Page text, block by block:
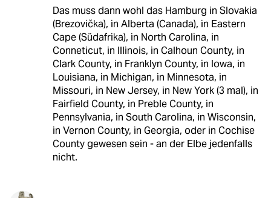
Das muss dann wohl das Hamburg in Slovakia
(Brezovička), in Alberta (Canada), in Eastern
Cape (Südafrika), in North Carolina, in
Conneticut, in Illinois, in Calhoun County, in
Clark County, in Franklyn County, in Iowa, in
Louisiana, in Michigan, in Minnesota, in
Missouri, in New Jersey, in New York (3 mal), in
Fairfield County, in Preble County, in
Pennsylvania, in South Carolina, in Wisconsin,
in Vernon County, in Georgia, oder in Cochise
County gewesen sein - an der Elbe jedenfalls
nicht.